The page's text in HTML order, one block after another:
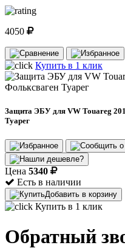
4050
Купить в 1 клик
Защита ЭБУ для VW Touareg
Туарег
Цена 5340
Есть в наличии
Добавить в корзину
Купить в 1 клик
Обратный